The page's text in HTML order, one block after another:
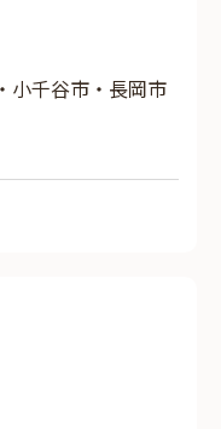
小千谷市・長岡市